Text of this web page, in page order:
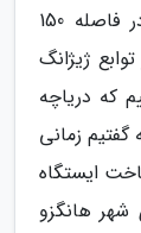
هزار جزیره هم می گویند. دریاچه کیاندو در فاصله 150
ژیژانگ
که دریاچه
زمانی
ایستگاه
هانگزو